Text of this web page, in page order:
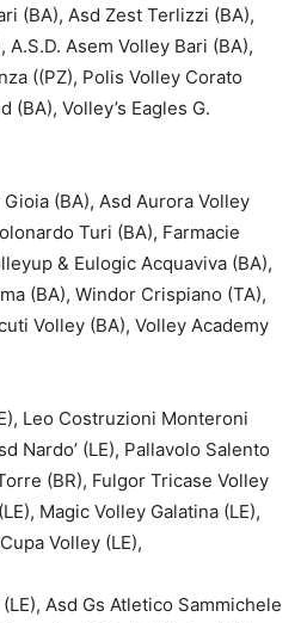
(BA), Asd Zest Terlizzi (BA),
Asem Volley Bari (BA),
((PZ), Polis Volley Corato
(BA), Volley’s Eagles G.
(BA), Asd Aurora Volley
Turi (BA), Farmacie
& Eulogic Acquaviva (BA),
(BA), Windor Crispiano (TA),
Volley (BA), Volley Academy
Leo Costruzioni Monteroni
Nardo’ (LE), Pallavolo Salento
(BR), Fulgor Tricase Volley
Magic Volley Galatina (LE),
Volley (LE),
Asd Gs Atletico Sammichele